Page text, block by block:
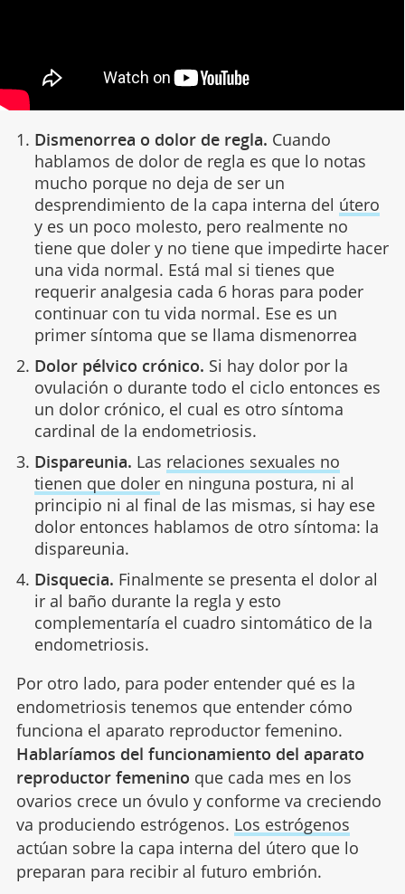
Dismenorrea o dolor de regla. Cuando
hablamos de dolor de regla es que lo notas
mucho porque no deja de ser un
desprendimiento de la capa interna del útero
y es un poco molesto, pero realmente no
tiene que doler y no tiene que impedirte hacer
una vida normal. Está mal si tienes que
requerir analgesia cada 6 horas para poder
continuar con tu vida normal. Ese es un
primer síntoma que se llama dismenorrea
Dolor pélvico crónico. Si hay dolor por la
ovulación o durante todo el ciclo entonces es
un dolor crónico, el cual es otro síntoma
cardinal de la endometriosis.
Dispareunia. Las relaciones sexuales no
tienen que doleren ninguna postura, ni al
principio ni al final de las mismas, si hay ese
dolor entonces hablamos de otro síntoma: la
dispareunia.
Disquecia. Finalmente se presenta el dolor al
ir al baño durante la regla y esto
complementaría el cuadro sintomático de la
endometriosis.
Por otro lado, para poder entender qué es la
endometriosis tenemos que entender cómo
funciona el aparato reproductor femenino.
Hablaríamos del funcionamiento del aparato
reproductor femenino que cada mes en los
ovarios crece un óvulo y conforme va creciendo
va produciendo estrógenos. Los estrógenos
actúan sobre la capa interna del útero que lo
preparan para recibir al futuro embrión.